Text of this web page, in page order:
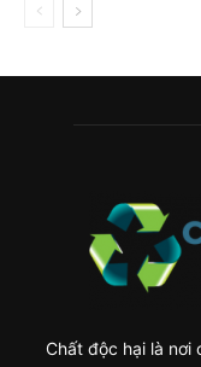
Chất độc hại là nơi